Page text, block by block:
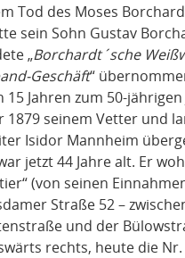
Tod des Moses
sein Sohn Gustav
„Borchardt´sche
Geschäft“
15 Jahren zum 50-
1879 seinem Vetter und
Isidor Mannheim
jetzt 44 Jahre alt. Er
(von seinen
Straße 52 –
und der
rechts, heute die Nr.